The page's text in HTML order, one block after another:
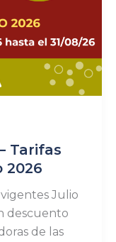
Tarifas
2026
Julio
descuento
de las